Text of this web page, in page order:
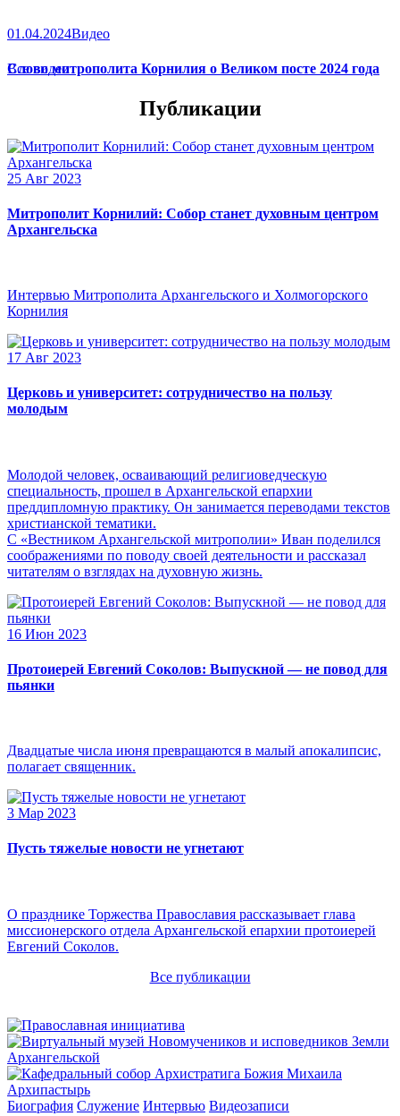
01.04.2024Видео
Слово митрополита Корнилия о Великом посте 2024 года
Все видео
Публикации
25 Авг 2023
Митрополит Корнилий: Собор станет духовным центром
Архангельска
Интервью Митрополита Архангельского и Холмогорского
Корнилия
17 Авг 2023
Церковь и университет: сотрудничество на пользу
молодым
Молодой человек, осваивающий религиоведческую
специальность, прошел в Архангельской епархии
преддипломную практику. Он занимается переводами текстов
христианской тематики.
С «Вестником Архангельской митрополии» Иван поделился
соображениями по поводу своей деятельности и рассказал
читателям о взглядах на духовную жизнь.
16 Июн 2023
Протоиерей Евгений Соколов: Выпускной — не повод для
пьянки
Двадцатые числа июня превращаются в малый апокалипсис,
полагает священник.
3 Мар 2023
Пусть тяжелые новости не угнетают
О празднике Торжества Православия рассказывает глава
миссионерского отдела Архангельской епархии протоиерей
Евгений Соколов.
Все публикации
Архипастырь
Биография Служение Интервью Видеозаписи